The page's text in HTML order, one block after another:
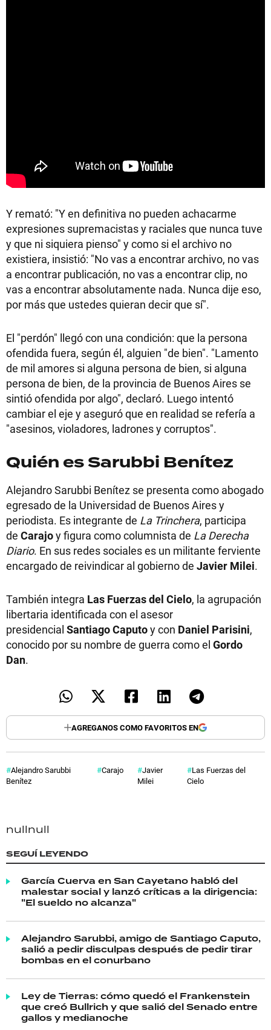
Y remató: "Y en definitiva no pueden achacarme
expresiones supremacistas y raciales que nunca tuve
y que ni siquiera pienso" y como si el archivo no
existiera, insistió: "No vas a encontrar archivo, no vas
a encontrar publicación, no vas a encontrar clip, no
vas a encontrar absolutamente nada. Nunca dije eso,
por más que ustedes quieran decir que sí".
El "perdón" llegó con una condición: que la persona
ofendida fuera, según él, alguien "de bien". "Lamento
de mil amores si alguna persona de bien, si alguna
persona de bien, de la provincia de Buenos Aires se
sintió ofendida por algo", declaró. Luego intentó
cambiar el eje y aseguró que en realidad se refería a
"asesinos, violadores, ladrones y corruptos".
Quién es Sarubbi Benítez
Alejandro Sarubbi Benítez se presenta como abogado
egresado de la Universidad de Buenos Aires y
periodista. Es integrante de La Trinchera, participa
de Carajoy figura como columnista de La Derecha
Diario. En sus redes sociales es un militante ferviente
encargado de reivindicar al gobierno de Javier Milei.
También integra Las Fuerzas del Cielo, la agrupación
libertaria identificada con el asesor
presidencial Santiago Caputoy con Daniel Parisini,
conocido por su nombre de guerra como el Gordo
Dan.
AGREGANOS COMO FAVORITOS EN
Alejandro Sarubbi
Benítez
Carajo
Javier
Milei
Las Fuerzas del
Cielo
nullnull
SEGUÍ LEYENDO
García Cuerva en San Cayetano habló del
malestar social y lanzó críticas a la dirigencia:
"El sueldo no alcanza"
Alejandro Sarubbi, amigo de Santiago Caputo,
salió a pedir disculpas después de pedir tirar
bombas en el conurbano
Ley de Tierras: cómo quedó el Frankenstein
que creó Bullrich y que salió del Senado entre
gallos y medianoche